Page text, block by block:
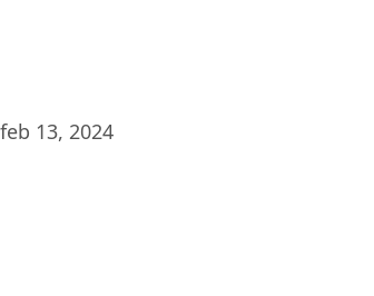
feb 13, 2024